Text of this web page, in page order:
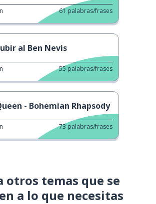
61 palabras/frases
al Ben Nevis
55 palabras/frases
- Bohemian Rhapsody
73 palabras/frases
otros temas que se
a lo que necesitas